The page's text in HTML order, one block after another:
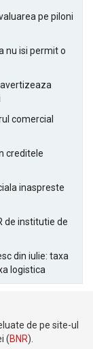
pe piloni
nu isi permit o
avertizeaza
comercial
creditele
inaspreste
de institutie de
din iulie: taxa
logistica
de pe site-ul
(BNR).